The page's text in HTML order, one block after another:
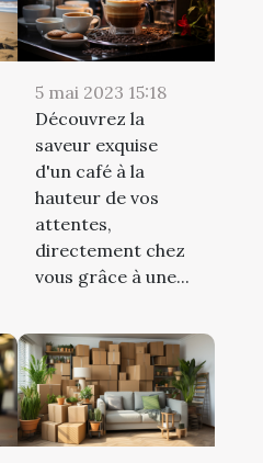
5 mai 2023 15:18
Découvrez la
saveur exquise
d'un café à la
hauteur de vos
attentes,
directement chez
vous grâce à une...